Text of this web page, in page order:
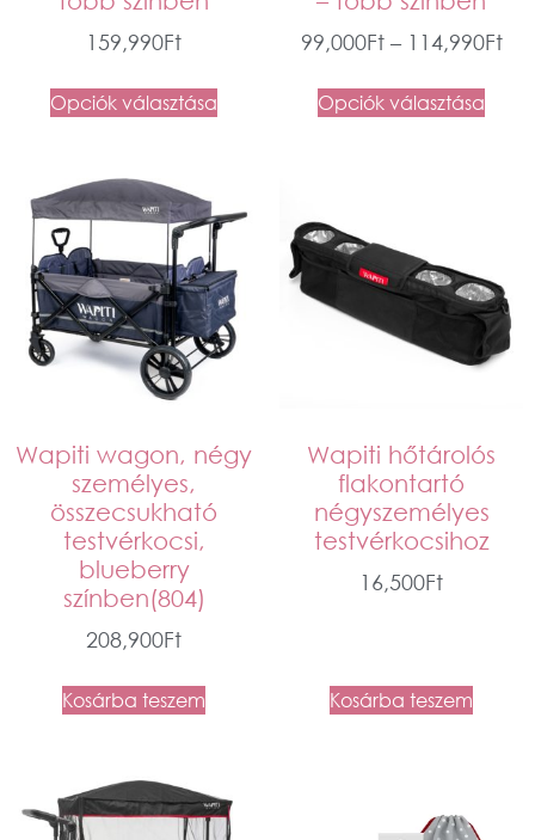
159,990Ft
Opciók választása
99,000Ft – 114,990Ft
Opciók választása
Wapiti wagon, négy
személyes,
összecsukható
testvérkocsi,
blueberry
színben(804)
208,900Ft
Kosárba teszem
Wapiti hőtárolós
flakontartó
négyszemélyes
testvérkocsihoz
16,500Ft
Kosárba teszem